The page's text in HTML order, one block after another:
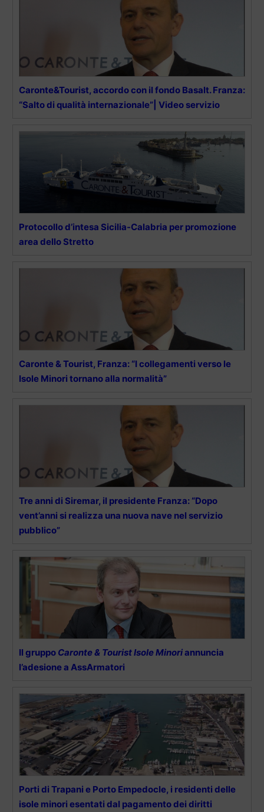
Caronte&Tourist, accordo con il fondo Basalt. Franza:
“Salto di qualità internazionale”| Video servizio
Protocollo d’intesa Sicilia-Calabria per promozione
area dello Stretto
Caronte & Tourist, Franza: “I collegamenti verso le
Isole Minori tornano alla normalità”
Tre anni di Siremar, il presidente Franza: “Dopo
vent’anni si realizza una nuova nave nel servizio
pubblico”
Il gruppo Caronte & Tourist Isole Minoriannuncia
l’adesione a AssArmatori
Porti di Trapani e Porto Empedocle, i residenti delle
isole minori esentati dal pagamento dei diritti